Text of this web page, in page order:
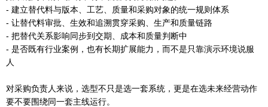
- 建立替代料与版本、工艺、质量和采购对象的统一规则体系
- 让替代料审批、生效和追溯贯穿采购、生产和质量链路
- 把替代关系影响同步到交期、成本和质量判断中
- 是否既有行业案例，也有长期扩展能力，而不是只靠演示环境说服
人
对采购负责人来说，选型不只是选一套系统，更是在选未来经营动作
要不要围绕同一套主线运行。